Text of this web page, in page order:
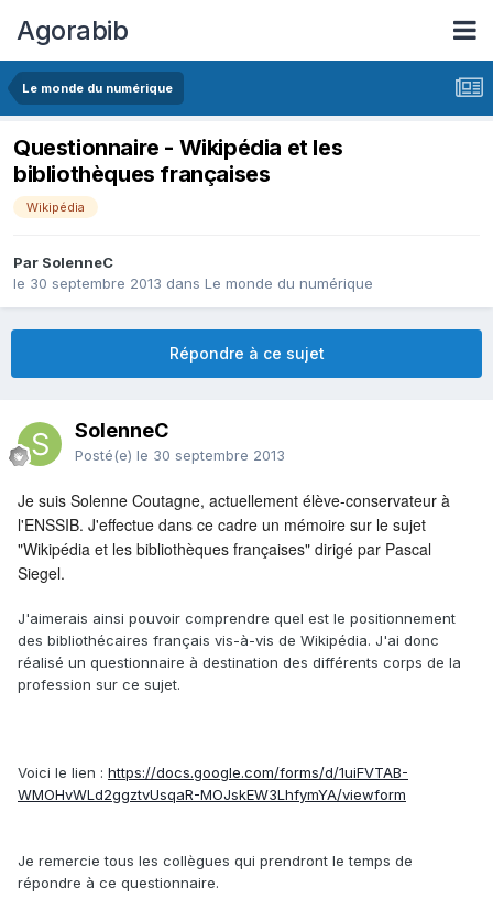
Agorabib
Le monde du numérique
Questionnaire - Wikipédia et les
bibliothèques françaises
Wikipédia
Par SolenneC
le 30 septembre 2013 dans Le monde du numérique
Répondre à ce sujet
SolenneC
Posté(e) le 30 septembre 2013
Je suis Solenne Coutagne, actuellement élève-conservateur à
l'ENSSIB. J'effectue dans ce cadre un mémoire sur le sujet
"Wikipédia et les bibliothèques françaises" dirigé par Pascal
Siegel.
J'aimerais ainsi pouvoir comprendre quel est le positionnement
des bibliothécaires français vis-à-vis de Wikipédia. J'ai donc
réalisé un questionnaire à destination des différents corps de la
profession sur ce sujet.
Voici le lien : https://docs.google.com/forms/d/1uiFVTAB-
WMOHvWLd2ggztvUsqaR-MOJskEW3LhfymYA/viewform
Je remercie tous les collègues qui prendront le temps de
répondre à ce questionnaire.